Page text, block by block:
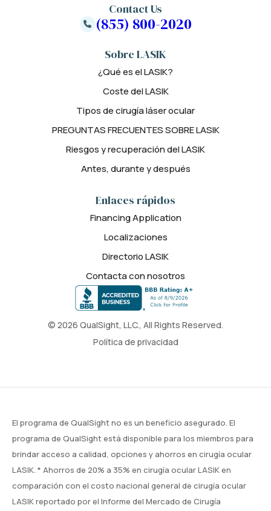
© 2026 QualSight, LLC., All Rights Reserved.
Política de privacidad
Sobre LASIK
¿Qué es el LASIK?
Coste del LASIK
Tipos de cirugía láser ocular
PREGUNTAS FRECUENTES SOBRE LASIK
Riesgos y recuperación del LASIK
Antes, durante y después
Enlaces rápidos
Financing Application
Localizaciones
Directorio LASIK
Contacta con nosotros
Contact Us
(855) 800-2020
El programa de QualSight no es un beneficio asegurado. El
programa de QualSight está disponible para los miembros para
brindar acceso a calidad, opciones y ahorros en cirugía ocular
LASIK. * Ahorros de 20% a 35% en cirugía ocular LASIK en
comparación con el costo nacional general de cirugía ocular
LASIK reportado por el Informe del Mercado de Cirugía